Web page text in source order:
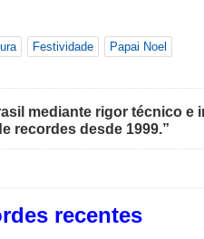
Festividade Papai Noel
mediante rigor técnico e
recordes desde 1999.”
recentes